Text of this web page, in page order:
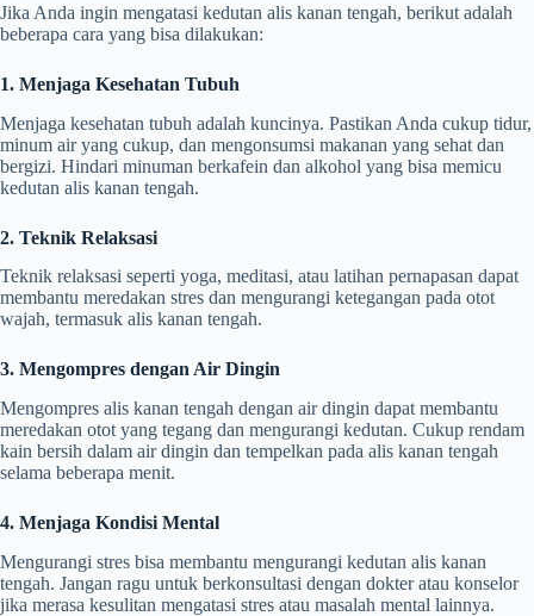
Jika Anda ingin mengatasi kedutan alis kanan tengah, berikut adalah
beberapa cara yang bisa dilakukan:
1. Menjaga Kesehatan Tubuh
Menjaga kesehatan tubuh adalah kuncinya. Pastikan Anda cukup tidur,
minum air yang cukup, dan mengonsumsi makanan yang sehat dan
bergizi. Hindari minuman berkafein dan alkohol yang bisa memicu
kedutan alis kanan tengah.
2. Teknik Relaksasi
Teknik relaksasi seperti yoga, meditasi, atau latihan pernapasan dapat
membantu meredakan stres dan mengurangi ketegangan pada otot
wajah, termasuk alis kanan tengah.
3. Mengompres dengan Air Dingin
Mengompres alis kanan tengah dengan air dingin dapat membantu
meredakan otot yang tegang dan mengurangi kedutan. Cukup rendam
kain bersih dalam air dingin dan tempelkan pada alis kanan tengah
selama beberapa menit.
4. Menjaga Kondisi Mental
Mengurangi stres bisa membantu mengurangi kedutan alis kanan
tengah. Jangan ragu untuk berkonsultasi dengan dokter atau konselor
jika merasa kesulitan mengatasi stres atau masalah mental lainnya.